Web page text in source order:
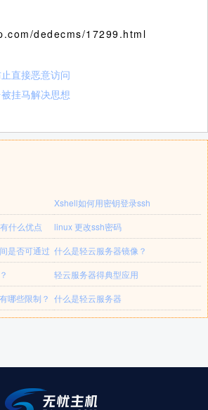
dedecms/17299.html
直接恶意访问
挂马解决思想
Xshell如何用密钥登录ssh
什么优点
linux 更改ssh密码
是否可通过 什么是轻云服务器镜像？
轻云服务器得典型应用
哪些限制？ 什么是轻云服务器